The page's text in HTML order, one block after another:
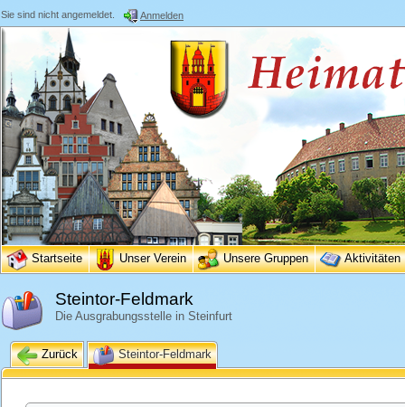
Sie sind nicht angemeldet. Anmelden
Startseite Unser Verein Unsere Gruppen Aktivitäten
Steintor-Feldmark
Die Ausgrabungsstelle in Steinfurt
Zurück Steintor-Feldmark